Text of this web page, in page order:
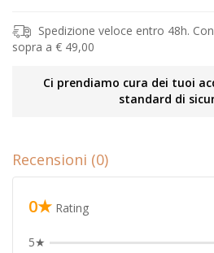
Spedizione veloce entro 48h.
sopra a € 49,00
Ci prendiamo cura dei tuoi
standard di
Recensioni (0)
0★ Rating
5★